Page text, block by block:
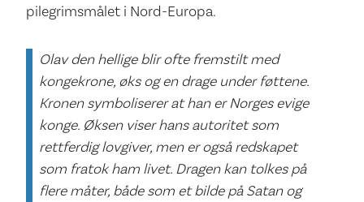
pilegrimsmålet i Nord-Europa.
Olav den hellige blir ofte fremstilt med
kongekrone, øks og en drage under føttene.
Kronen symboliserer at han er Norges evige
konge. Øksen viser hans autoritet som
rettferdig lovgiver, men er også redskapet
som fratok ham livet. Dragen kan tolkes på
flere måter, både som et bilde på Satan og